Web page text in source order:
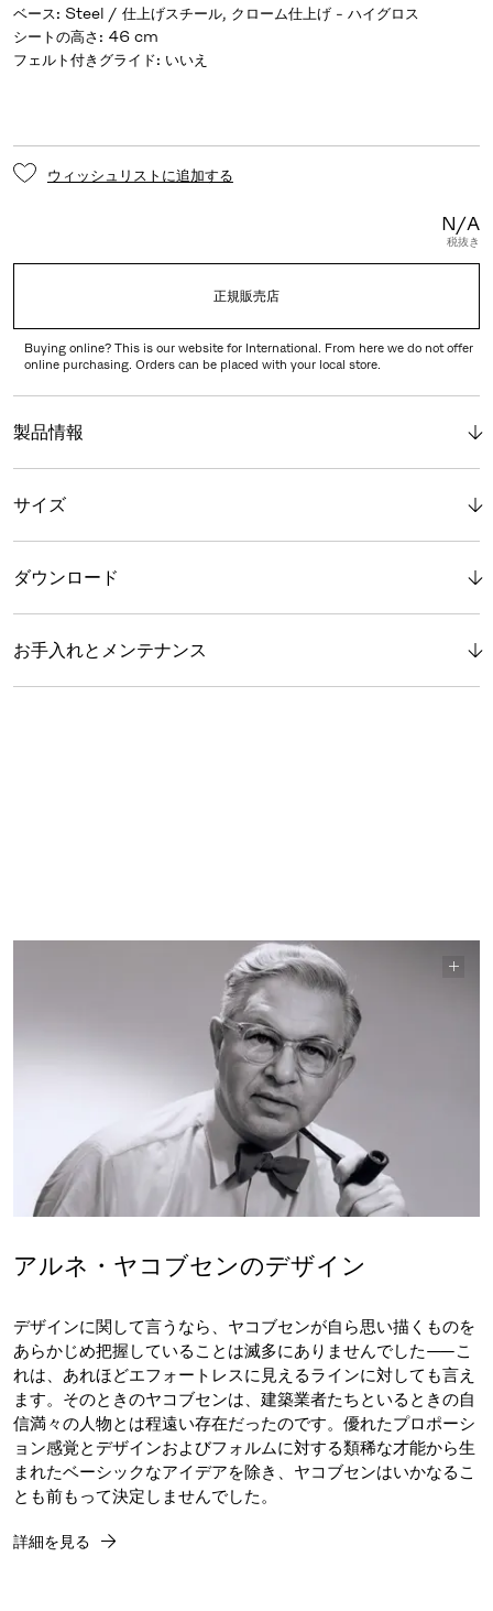
ベース: Steel / 仕上げスチール, クローム仕上げ - ハイグロス
シートの高さ: 46 cm
フェルト付きグライド: いいえ
ウィッシュリストに追加する
N/A
税抜き
正規販売店
Buying online? This is our website for International. From here we do not offer
online purchasing. Orders can be placed with your local store.
製品情報
サイズ
ダウンロード
お手入れとメンテナンス
アルネ・ヤコブセンのデザイン
デザインに関して言うなら、ヤコブセンが自ら思い描くものを
あらかじめ把握していることは滅多にありませんでした——こ
れは、あれほどエフォートレスに見えるラインに対しても言え
ます。そのときのヤコブセンは、建築業者たちといるときの自
信満々の人物とは程遠い存在だったのです。優れたプロポーシ
ョン感覚とデザインおよびフォルムに対する類稀な才能から生
まれたベーシックなアイデアを除き、ヤコブセンはいかなるこ
とも前もって決定しませんでした。
詳細を見る